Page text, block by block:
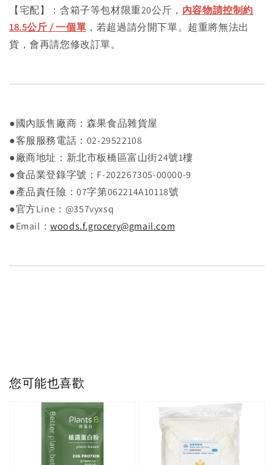
【宅配】：含箱子等包材限重20公斤， 內容物請控制約
18.5公斤 / 一個單 ，若超過請分開下單。超重將無法出
貨，會再請您修改訂單。
●國內販售廠商：森果食品雜貨屋
●客服服務電話：02-29522108
●廠商地址：新北市板橋區富山街24號1樓
●食品業登錄字號：F-202267305-00000-9
●產品責任險：07字第062214A10118號
●官方Line：@357vyxsq
●Email：woods.f.grocery@gmail.com
您可能也喜歡